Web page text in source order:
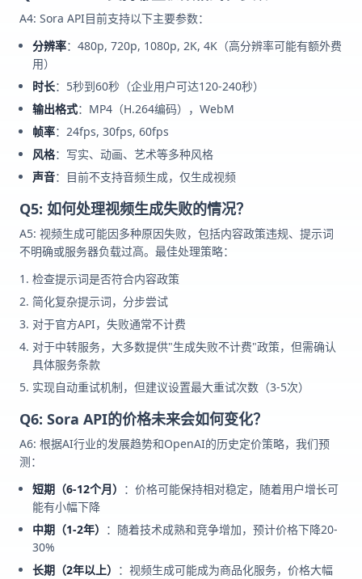
A4: Sora API目前支持以下主要参数：
分辨率：480p, 720p, 1080p, 2K, 4K（高分辨率可能有额外费
用）
时长：5秒到60秒（企业用户可达120-240秒）
输出格式：MP4（H.264编码），WebM
帧率：24fps, 30fps, 60fps
风格：写实、动画、艺术等多种风格
声音：目前不支持音频生成，仅生成视频
Q5: 如何处理视频生成失败的情况？
A5: 视频生成可能因多种原因失败，包括内容政策违规、提示词
不明确或服务器负载过高。最佳处理策略：
检查提示词是否符合内容政策
简化复杂提示词，分步尝试
对于官方API，失败通常不计费
对于中转服务，大多数提供"生成失败不计费"政策，但需确认
具体服务条款
实现自动重试机制，但建议设置最大重试次数（3-5次）
Q6: Sora API的价格未来会如何变化？
A6: 根据AI行业的发展趋势和OpenAI的历史定价策略，我们预
测：
短期（6-12个月） ：价格可能保持相对稳定，随着用户增长可
能有小幅下降
中期（1-2年） ：随着技术成熟和竞争增加，预计价格下降20-
30%
长期（2年以上） ：视频生成可能成为商品化服务，价格大幅